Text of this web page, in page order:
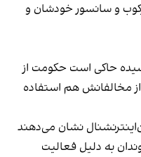
و سانسور خودشان و
حاکی است حکومت از
مخالفانش هم استفاده
نشان می‌دهند
به دلیل فعالیت